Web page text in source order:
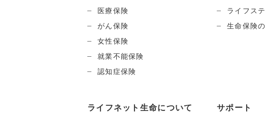
医療保険
がん保険
女性保険
就業不能保険
認知症保険
ライフス
生命保険
ライフネット生命について サポート